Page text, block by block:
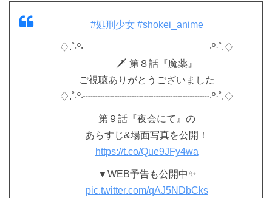
#処刑少女 #shokei_anime
♢.˚‧º‧┈┈┈┈┈┈┈┈┈┈┈┈┈‧º·˚.♢
🗡 第８話『魔薬』
ご視聴ありがとうございました
♢.˚‧º‧┈┈┈┈┈┈┈┈┈┈┈┈┈‧º·˚.♢
第９話『夜会にて』の
あらすじ&場面写真を公開！
https://t.co/Que9JFy4wa
▼WEB予告も公開中✨
pic.twitter.com/qAJ5NDbCks